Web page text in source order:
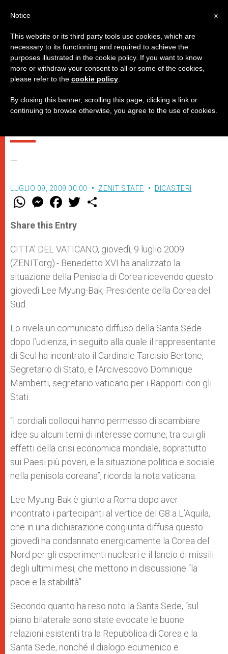
Il Papa e il Presidente
sudcoreano analizzano la
situazione della Penisola di
–
LUGLIO 09, 2009 00:00 ZENIT STAFF DICASTERI
W
t
s
p
p
M
e
s
e
g
e
r
F
a
e
b
o
k
w
r
Share this Entry
CITTA’ DEL VATICANO, giovedì, 9 luglio 2009
(ZENIT.org).- Benedetto XVI ha analizzato la
situazione della Penisola di Corea ricevendo questo
giovedì Lee Myung-Bak, Presidente della Corea del
Sud.
Lo rivela un comunicato diffuso della Santa Sede
dopo l’udienza, in seguito alla quale il rappresentante
di Seul ha incontrato il Cardinale Tarcisio Bertone,
Segretario di Stato, e l’Arcivescovo Dominique
Mamberti, segretario vaticano per i Rapporti con gli
Stati.
“I cordiali colloqui hanno permesso di scambiare
idee su alcuni temi di interesse comune, tra cui gli
effetti della crisi economica mondiale, soprattutto
sui Paesi più poveri, e la situazione politica e sociale
nella penisola coreana”, ricorda la nota vaticana.
Lee Myung-Bak è giunto a Roma dopo aver
incontrato i partecipanti al vertice del G8 a L’Aquila,
che in una dichiarazione congiunta diffusa questo
giovedì ha condannato energicamente la Corea del
Nord per gli esperimenti nucleari e il lancio di missili
degli ultimi mesi, che mettono in discussione “la
pace e la stabilità”.
Secondo quanto ha reso noto la Santa Sede, “sul
piano bilaterale sono state evocate le buone
relazioni esistenti tra la Repubblica di Corea e la
Santa Sede, nonché il dialogo ecumenico e
x
Notice
This website or its third party tools use cookies, which are
necessary to its functioning and required to achieve the
purposes illustrated in the cookie policy. If you want to know
more or withdraw your consent to all or some of the cookies,
please refer to the cookie policy
By closing this banner, scrolling this page, clicking a link or
continuing to browse otherwise, you agree to the use of cookies.